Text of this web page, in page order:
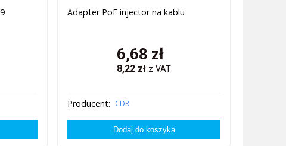
Adapter PoE injector na kablu
6,68 zł
8,22 zł z VAT
Producent: CDR